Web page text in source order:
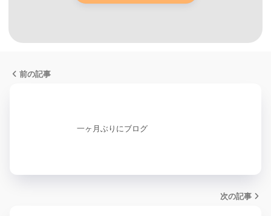
前の記事
一ヶ月ぶりにブログ
次の記事